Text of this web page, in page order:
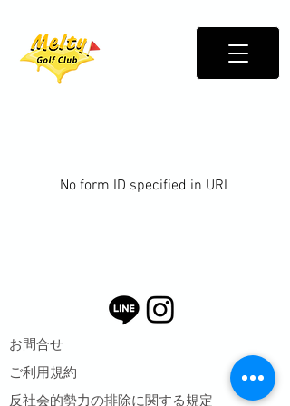
No form ID specified in URL
お問合せ
ご利用規約
反社会的勢力の排除に関する規定